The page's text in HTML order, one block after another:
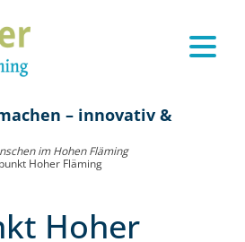
– innovativ &
im Hohen Fläming
Hoher Fläming
Hoher